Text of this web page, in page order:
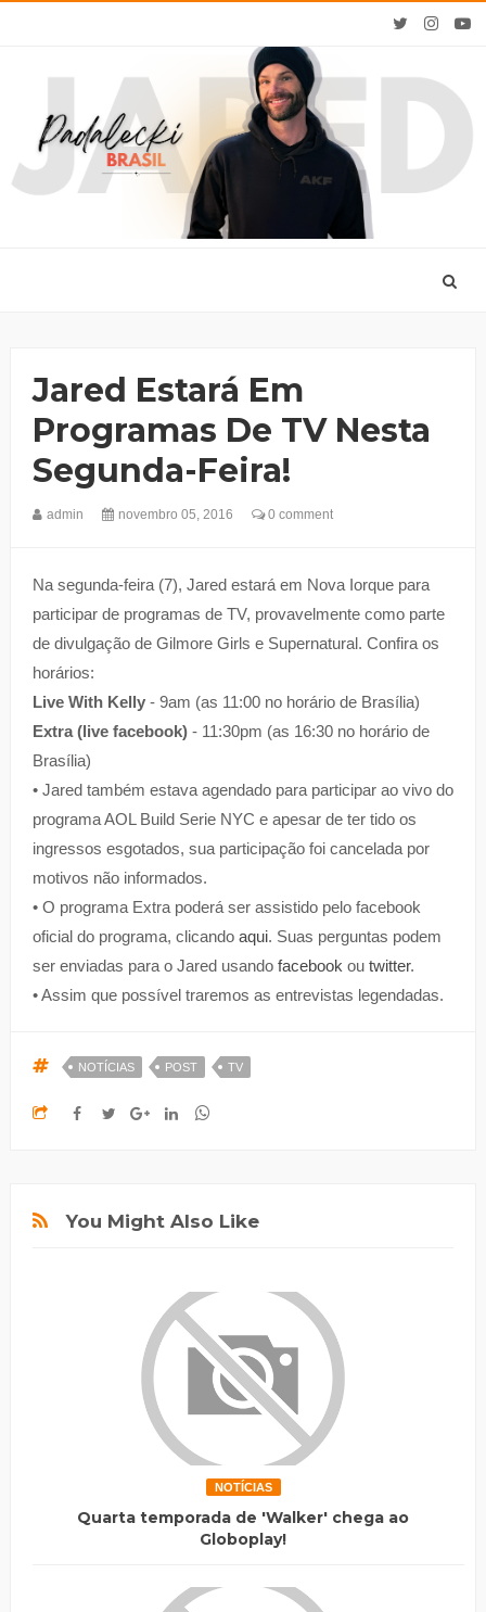
Jared Estará Em
Programas De TV Nesta
Segunda-Feira!
admin novembro 05, 2016 0 comment
Na segunda-feira (7), Jared estará em Nova Iorque para
participar de programas de TV, provavelmente como parte
de divulgação de Gilmore Girls e Supernatural. Confira os
horários:
Live With Kelly- 9am (as 11:00 no horário de Brasília)
Extra (live facebook)- 11:30pm (as 16:30 no horário de
Brasília)
• Jared também estava agendado para participar ao vivo do
programa AOL Build Serie NYC e apesar de ter tido os
ingressos esgotados, sua participação foi cancelada por
motivos não informados.
• O programa Extra poderá ser assistido pelo facebook
oficial do programa, clicando aqui. Suas perguntas podem
ser enviadas para o Jared usando facebook ou twitter.
• Assim que possível traremos as entrevistas legendadas.
NOTÍCIAS POST TV
You Might Also Like
NOTÍCIAS
Quarta temporada de 'Walker' chega ao
Globoplay!